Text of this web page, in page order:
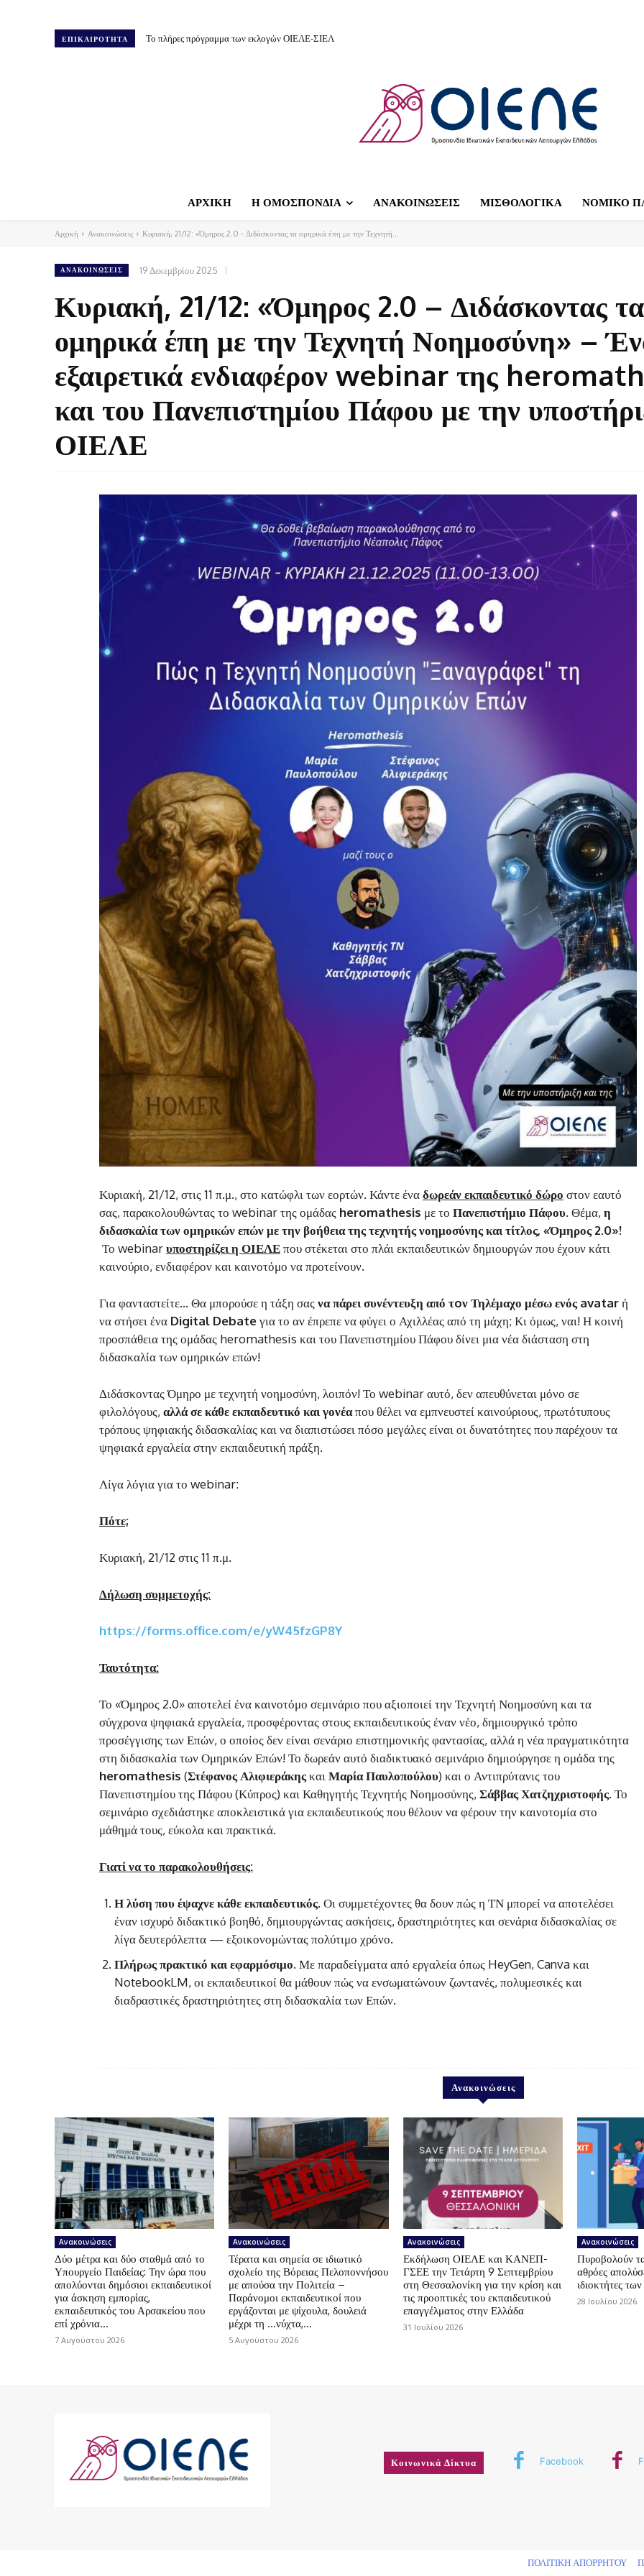
ΕΠΙΚΑΙΡΟΤΗΤΑ Το πλήρες πρόγραμμα των εκλογών ΟΙΕΛΕ-ΣΙΕΛ
ΑΡΧΙΚΗ Η ΟΜΟΣΠΟΝΔΙΑ ΑΝΑΚΟΙΝΩΣΕΙΣ ΜΙΣΘΟΛΟΓΙΚΑ ΝΟΜΙΚΟ
Αρχική Ανακοινώσεις Κυριακή, 21/12: «Όμηρος 2.0 - Διδάσκοντας τα ομηρικά έπη με την Τεχνητή...
ΑΝΑΚΟΙΝΏΣΕΙΣ 19 Δεκεμβρίου 2025
Κυριακή, 21/12: «Όμηρος 2.0 – Διδάσκοντας τα
ομηρικά έπη με την Τεχνητή Νοημοσύνη» –
εξαιρετικά ενδιαφέρον webinar της
και του Πανεπιστημίου Πάφου με την
ΟΙΕΛΕ
Κυριακή, 21/12, στις 11 π.μ., στο κατώφλι των εορτών. Κάντε έναδωρεάν εκπαιδευτικό δώρο στον εαυτό
σας, παρακολουθώντας το webinar της ομάδας heromathesis με το Πανεπιστήμιο Πάφου. Θέμα, η
διδασκαλία των ομηρικών επών με την βοήθεια της τεχνητής νοημοσύνης και τίτλος, «Όμηρος 2.0»!
Το webinarυποστηρίζει η ΟΙΕΛΕπου στέκεται στο πλάι εκπαιδευτικών δημιουργών που έχουν κάτι
καινούριο, ενδιαφέρον και καινοτόμο να προτείνουν.
Για φανταστείτε… Θα μπορούσε η τάξη σαςνα πάρει συνέντευξη από τoν Τηλέμαχο μέσω ενός avatarή
να στήσει ένα Digital Debateγια το αν έπρεπε να φύγει ο Αχιλλέας από τη μάχη; Κι όμως, ναι! Η κοινή
προσπάθεια της ομάδας heromathesis και του Πανεπιστημίου Πάφου δίνει μια νέα διάσταση στη
διδασκαλία των ομηρικών επών!
Διδάσκοντας Όμηρο με τεχνητή νοημοσύνη, λοιπόν! Το webinar αυτό, δεν απευθύνεται μόνο σε
φιλολόγους, αλλά σε κάθε εκπαιδευτικό και γονέαπου θέλει να εμπνευστεί καινούριους, πρωτότυπους
τρόπους ψηφιακής διδασκαλίας και να διαπιστώσει πόσο μεγάλες είναι οι δυνατότητες που παρέχουν τα
ψηφιακά εργαλεία στην εκπαιδευτική πράξη.
Λίγα λόγια για το webinar:
Πότε;
Κυριακή, 21/12 στις 11 π.μ.
Δήλωση συμμετοχής:
https://forms.office.com/e/yW45fzGP8Y
Ταυτότητα:
Το «Όμηρος 2.0» αποτελεί ένα καινοτόμο σεμινάριο που αξιοποιεί την Τεχνητή Νοημοσύνη και τα
σύγχρονα ψηφιακά εργαλεία, προσφέροντας στους εκπαιδευτικούς έναν νέο, δημιουργικό τρόπο
προσέγγισης των Επών, ο οποίος δεν είναι σενάριο επιστημονικής φαντασίας, αλλά η νέα πραγματικότητα
στη διδασκαλία των Ομηρικών Επών! Το δωρεάν αυτό διαδικτυακό σεμινάριο δημιούργησε η ομάδα της
heromathesis (Στέφανος Αλιφιεράκηςκαι Μαρία Παυλοπούλου) και ο Αντιπρύτανις του
Πανεπιστημίου της Πάφου (Κύπρος) και Καθηγητής Τεχνητής Νοημοσύνης, Σάββας Χατζηχριστοφής. Το
σεμινάριο σχεδιάστηκε αποκλειστικά για εκπαιδευτικούς που θέλουν να φέρουν την καινοτομία στο
μάθημά τους, εύκολα και πρακτικά.
Γιατί να το παρακολουθήσεις:
Η λύση που έψαχνε κάθε εκπαιδευτικός. Οι συμμετέχοντες θα δουν πώς η ΤΝ μπορεί να αποτελέσει
έναν ισχυρό διδακτικό βοηθό, δημιουργώντας ασκήσεις, δραστηριότητες και σενάρια διδασκαλίας σε
λίγα δευτερόλεπτα — εξοικονομώντας πολύτιμο χρόνο.
Πλήρως πρακτικό και εφαρμόσιμο. Με παραδείγματα από εργαλεία όπως HeyGen, Canva και
NotebookLM, οι εκπαιδευτικοί θα μάθουν πώς να ενσωματώνουν ζωντανές, πολυμεσικές και
διαδραστικές δραστηριότητες στη διδασκαλία των Επών.
Ανακοινώσεις
Ανακοινώσεις
Δύο μέτρα και δύο σταθμά από το
Υπουργείο Παιδείας: Την ώρα που
απολύονται δημόσιοι εκπαιδευτικοί
για άσκηση εμπορίας,
εκπαιδευτικός του Αρσακείου που
επί χρόνια...
7 Αυγούστου 2026
Ανακοινώσεις
Τέρατα και σημεία σε ιδιωτικό
σχολείο της Βόρειας Πελοποννήσου
με απούσα την Πολιτεία –
Παράνομοι εκπαιδευτικοί που
εργάζονται με ψίχουλα, δουλειά
μέχρι τη …νύχτα,...
5 Αυγούστου 2026
Ανακοινώσεις
Εκδήλωση ΟΙΕΛΕ και ΚΑΝΕΠ-
ΓΣΕΕ την Τετάρτη 9 Σεπτεμβρίου
στη Θεσσαλονίκη για την κρίση και
τις προοπτικές του εκπαιδευτικού
επαγγέλματος στην Ελλάδα
31 Ιουλίου 2026
Ανακοινώσεις
Πυροβολούν
αθρόες
ιδιοκτήτες
28 Ιουλίου 2026
Κοινωνικά Δίκτυα Facebook
ΠΟΛΙΤΙΚΗ ΑΠΟΡΡΗΤΟΥ